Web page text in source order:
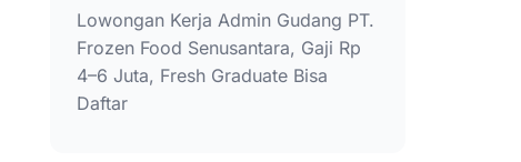
Lowongan Kerja Admin Gudang PT.
Frozen Food Senusantara, Gaji Rp
4–6 Juta, Fresh Graduate Bisa
Daftar